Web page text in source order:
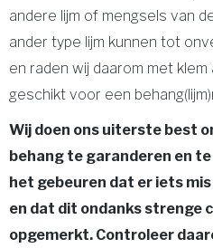
andere lijm of mengsels van
ander type lijm kunnen tot
en raden wij daarom met klem
geschikt voor een
Wij doen ons uiterste best
behang te garanderen en
het gebeuren dat er iets
en dat dit ondanks strenge
opgemerkt. Controleer